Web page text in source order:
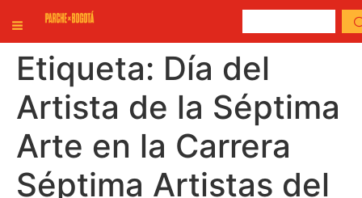
Etiqueta: Día del
Artista de la Séptima
Arte en la Carrera
Séptima Artistas del